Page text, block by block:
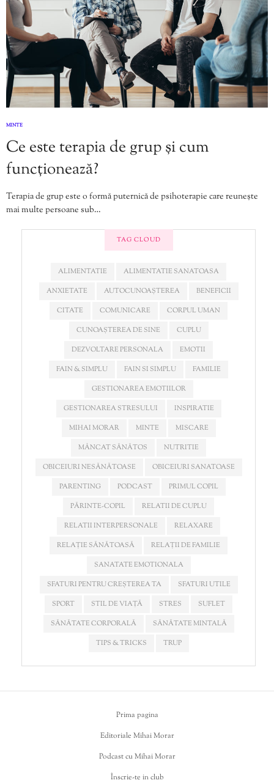
MINTE
Ce este terapia de grup și cum
funcționează?
Terapia de grup este o formă puternică de psihoterapie care reunește
mai multe persoane sub…
TAG CLOUD
ALIMENTATIE
ALIMENTATIE SANATOASA
ANXIETATE
AUTOCUNOAȘTEREA
BENEFICII
CITATE
COMUNICARE
CORPUL UMAN
CUNOAȘTEREA DE SINE
CUPLU
DEZVOLTARE PERSONALA
EMOTII
FAIN & SIMPLU
FAIN SI SIMPLU
FAMILIE
GESTIONAREA EMOTIILOR
GESTIONAREA STRESULUI
INSPIRATIE
MIHAI MORAR
MINTE
MISCARE
MÂNCAT SĂNĂTOS
NUTRITIE
OBICEIURI NESĂNĂTOASE
OBICEIURI SANATOASE
PARENTING
PODCAST
PRIMUL COPIL
PĂRINTE-COPIL
RELATII DE CUPLU
RELATII INTERPERSONALE
RELAXARE
RELAȚIE SĂNĂTOASĂ
RELAȚII DE FAMILIE
SANATATE EMOTIONALA
SFATURI PENTRU CREȘTEREA TA
SFATURI UTILE
SPORT
STIL DE VIAȚĂ STRES
SUFLET
SĂNĂTATE CORPORALĂ
SĂNĂTATE MINTALĂ
TIPS & TRICKS
TRUP
Prima pagina
Editoriale Mihai Morar
Podcast cu Mihai Morar
Înscrie-te in club